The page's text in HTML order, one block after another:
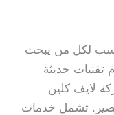
لكل من يبحث
حديثة
لايف كلين
تشمل خدمات